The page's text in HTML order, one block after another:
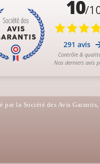
par la Société des Avis Garantis,